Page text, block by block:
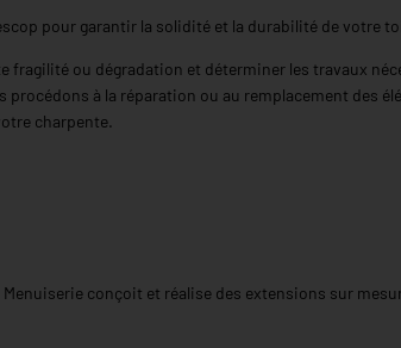
pour garantir la solidité et la durabilité de votre
ou dégradation et déterminer les travaux
à la réparation ou au remplacement des
charpente.
conçoit et réalise des extensions sur